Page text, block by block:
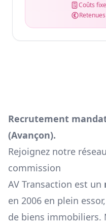
Coûts
Recrutement
(Avançon).
Rejoignez notre
commission
AV Transaction est un
en 2006 en plein
de biens immobiliers.